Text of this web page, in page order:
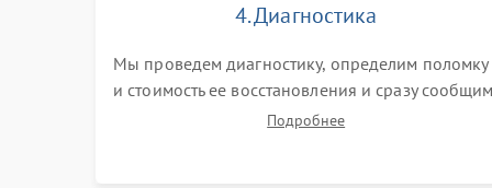
4. Диагностика
Мы проведем диагностику, определим поломку
и стоимость ее восстановления и сразу сообщим
вам о сроках ее починки
Подробнее